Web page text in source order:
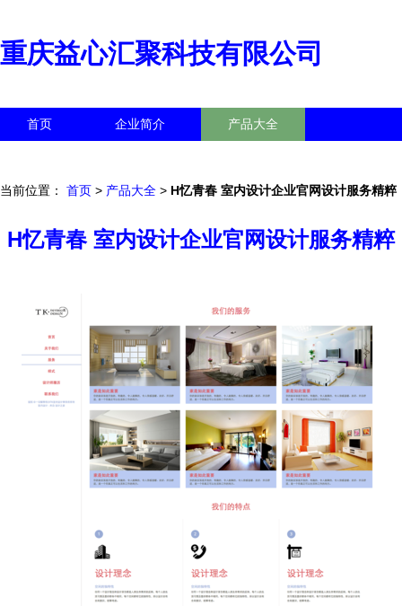
重庆益心汇聚科技有限公司
首页 企业简介 产品大全
当前位置： 首页 > 产品大全 > H忆青春 室内设计企业官网设计服务精粹
H忆青春 室内设计企业官网设计服务精粹